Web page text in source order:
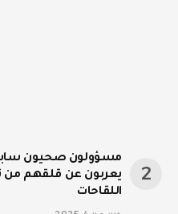
مسؤولون صحيون
يعربون عن قلقهم
اللقاحات